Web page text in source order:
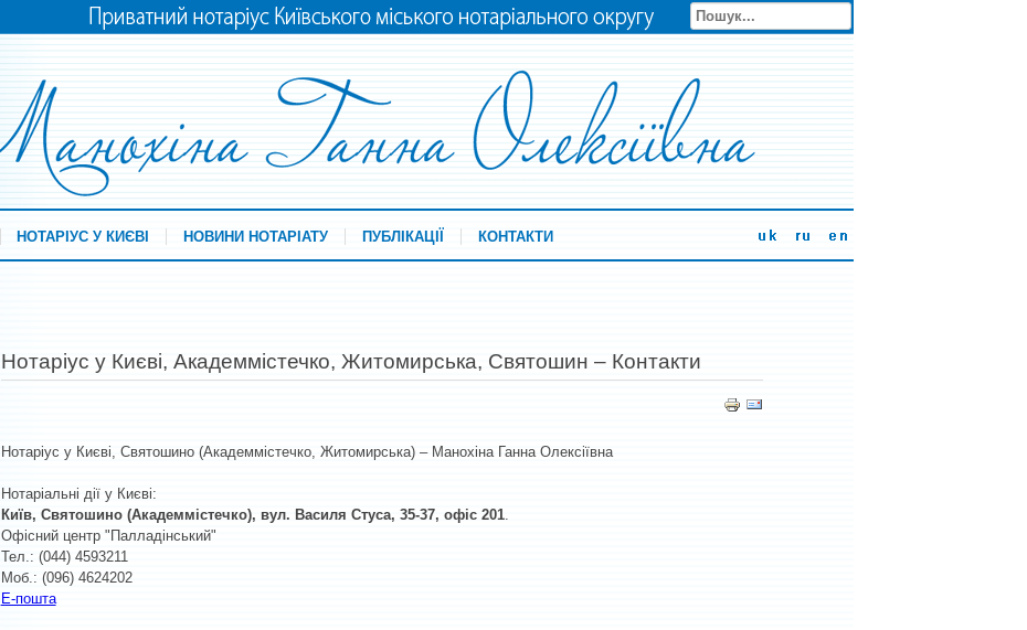
НОТАРІУС У КИЄВІ НОВИНИ НОТАРІАТУ ПУБЛІКАЦІЇ КОНТАКТИ
Нотаріус у Києві, Академмістечко, Житомирська, Святошин – Контакти
Нотаріус у Києві, Святошино (Академмістечко, Житомирська) – Манохіна Ганна Олексіївна
Нотаріальні дії у Києві:
Київ, Святошино (Академмістечко), вул. Василя Стуса, 35-37, офіс 201.
Офісний центр "Палладінський"
Тел.: (044) 4593211
Моб.: (096) 4624202
Е-пошта